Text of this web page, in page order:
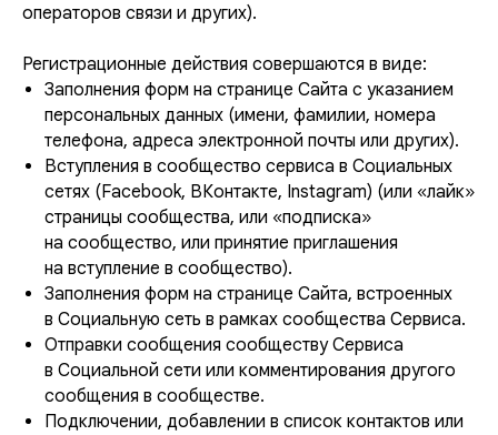
операторов связи и других).
Регистрационные действия совершаются в виде:
Заполнения форм на странице Сайта с указанием
персональных данных (имени, фамилии, номера
телефона, адреса электронной почты или других).
Вступления в сообщество сервиса в Социальных
сетях (Facebook, ВКонтакте, Instagram) (или «лайк»
страницы сообщества, или «подписка»
на сообщество, или принятие приглашения
на вступление в сообщество).
Заполнения форм на странице Сайта, встроенных
в Социальную сеть в рамках сообщества Сервиса.
Отправки сообщения сообществу Сервиса
в Социальной сети или комментирования другого
сообщения в сообществе.
Подключении, добавлении в список контактов или